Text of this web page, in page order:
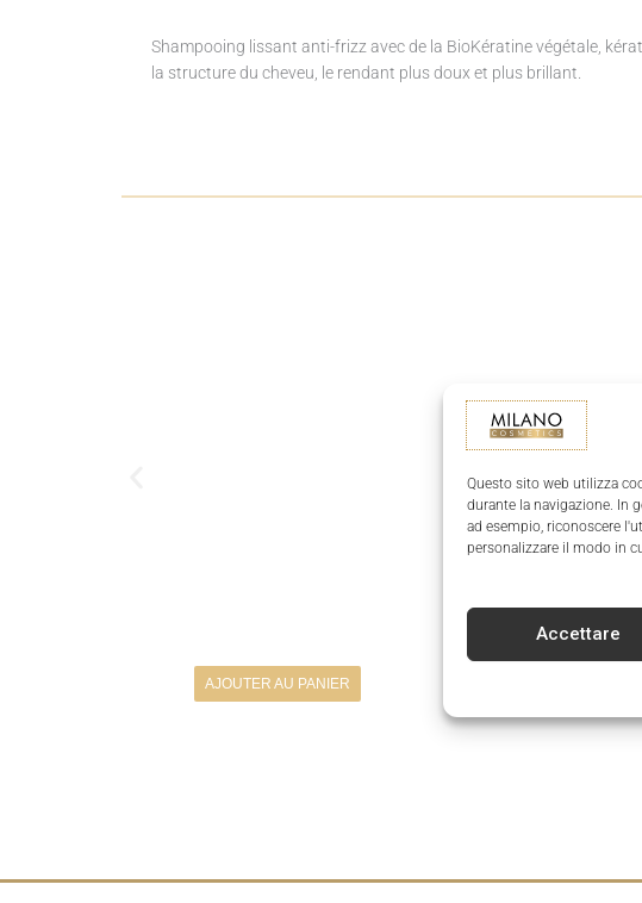
Questo sito web utilizza
durante la navigazione. In
ad esempio, riconoscere
personalizzare il modo in
Accettare
Shampooing lissant anti-frizz avec de la BioKératine végétale,
la structure du cheveu, le rendant plus doux et plus brillant.
AJOUTER AU PANIER